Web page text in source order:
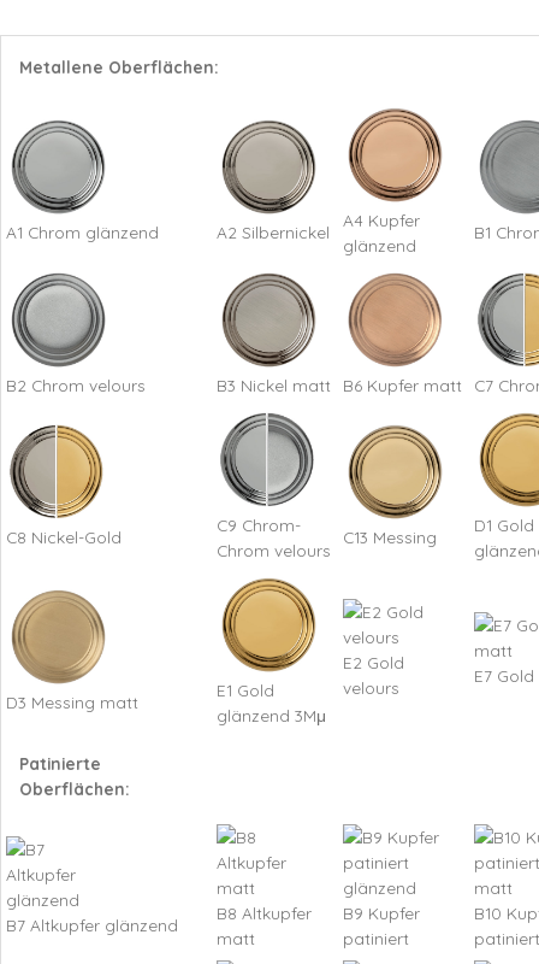
Metallene Oberflächen:
A1 Chrom glänzend A2 Silbernickel
A4 Kupfer
glänzend
B1
B2 Chrom velours B3 Nickel matt B6 Kupfer matt C7
C8 Nickel-Gold
C9 Chrom-
Chrom velours
C13 Messing
D1 Gold
D3 Messing matt
E1 Gold
glänzend 3Mμ
E2 Gold
velours
E7
Patinierte
Oberflächen:
B7 Altkupfer glänzend
B8 Altkupfer
matt
B9 Kupfer
patiniert
B10